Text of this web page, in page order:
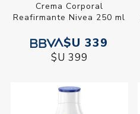
Crema Corporal
Reafirmante Nivea 250 ml
$U 339
$U 399